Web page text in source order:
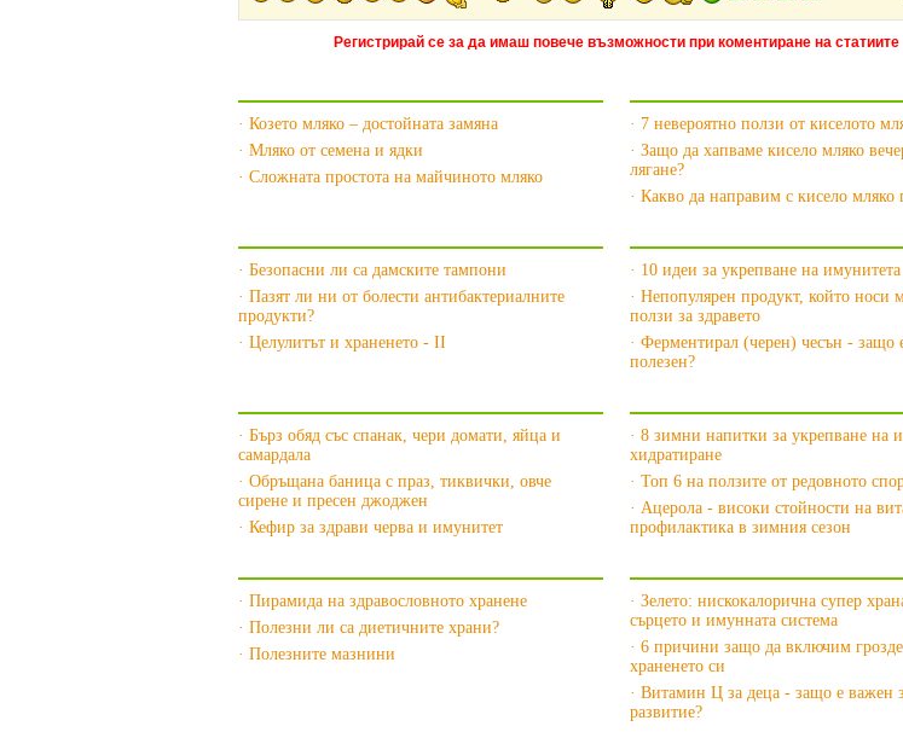
Регистрирай се за да имаш повече възможности при коментиране на статиите
· Козето мляко – достойната замяна
· Мляко от семена и ядки
· Сложната простота на майчиното мляко
· 7 невероятно ползи от киселото
· Защо да хапваме кисело мляко
лягане?
· Какво да направим с кисело мляко
· Безопасни ли са дамските тампони
· Пазят ли ни от болести антибактериалните
продукти?
· Целулитът и храненето - II
· 10 идеи за укрепване на имунитета
· Непопулярен продукт, който носи
ползи за здравето
· Ферментирал (черен) чесън - защо
полезен?
· Бърз обяд със спанак, чери домати, яйца и
самардала
· Обръщана баница с праз, тиквички, овче
сирене и пресен джоджен
· Кефир за здрави черва и имунитет
· 8 зимни напитки за укрепване на
хидратиране
· Топ 6 на ползите от редовното
· Ацерола - високи стойности на
профилактика в зимния сезон
· Пирамида на здравословното хранене
· Полезни ли са диетичните храни?
· Полезните мазнини
· Зелето: нискокалорична супер
сърцето и имунната система
· 6 причини защо да включим
храненето си
· Витамин Ц за деца - защо е важен
развитие?